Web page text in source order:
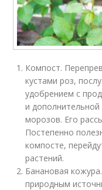
Компост.
кустами роз,
удобрением с
и
морозов. Его
Постепенно
компосте,
растений.
Банановая
природным